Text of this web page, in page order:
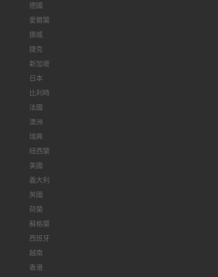
德國
愛爾蘭
挪威
捷克
新加坡
日本
比利時
法國
澳洲
瑞典
紐西蘭
美國
義大利
英國
荷蘭
蘇格蘭
西班牙
越南
香港